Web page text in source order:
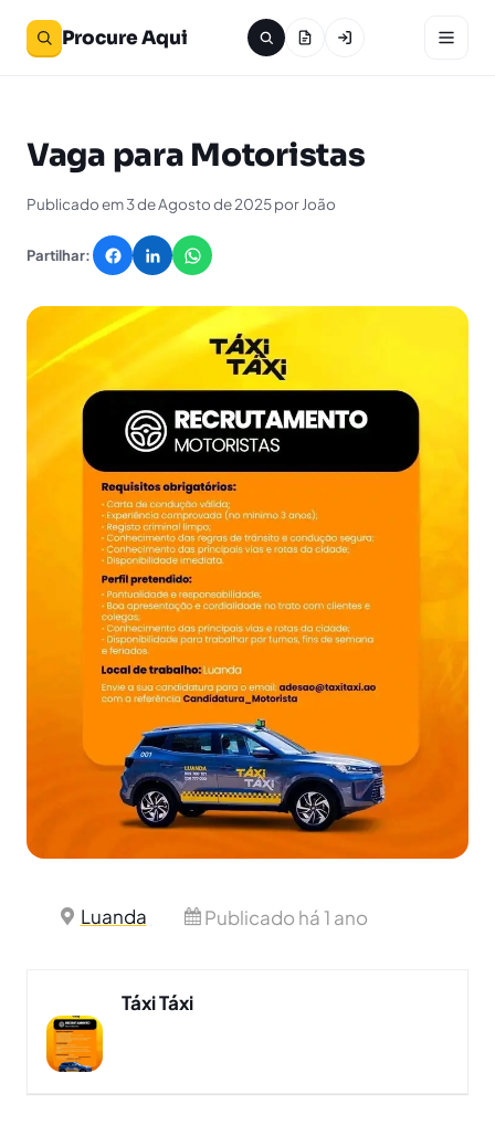
Procure Aqui
Vaga para Motoristas
Publicado em 3 de Agosto de 2025 por João
Partilhar:
Luanda Publicado há 1 ano
Táxi Táxi